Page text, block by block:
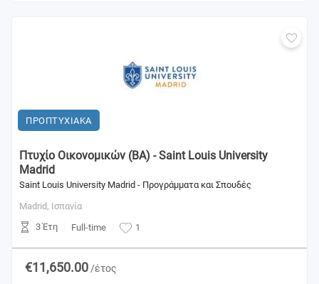
ΠΡΟΠΤΥΧΙΑΚΑ
Πτυχίο Οικονομικών (BA) - Saint Louis University
Madrid
Saint Louis University Madrid - Προγράμματα και Σπουδές
Madrid, Ισπανία
3 Έτη
Full-time 1
€11,650.00 /έτος